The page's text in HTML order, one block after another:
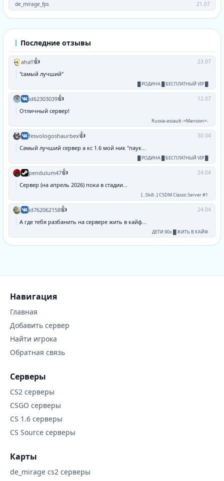
de_mirage_fps 21.07
Последние отзывы
aha!!👍 23.07
"самый лучший"
█ РОДИНА █ БЕСПЛАТНЫЙ VIP █
id62303039👍 12.07
Отличный сервер!
Russia-assault -=Mansion=-
fesvologoshaurbex👍 30.04
Самый лучший сервер а кс 1.6 мой ник "паук...
█ РОДИНА █ БЕСПЛАТНЫЙ VIP █
pendulum47👍 24.04
Сервер (на апрель 2026) пока в стадии...
[..:Skill:..] CSDM Classic Server #1
id762062158👍 24.04
А где тебя разбанить на сервере жить в кайф...
ДЕТИ 90х █ ЖИТЬ В КАЙФ
Навигация
Главная
Добавить сервер
Найти игрока
Обратная связь
Серверы
CS2 серверы
CSGO серверы
CS 1.6 серверы
CS Source серверы
Карты
de_mirage cs2 серверы